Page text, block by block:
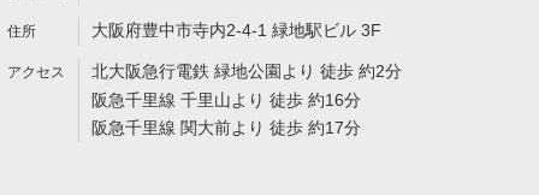
大阪府豊中市寺内2-4-1 緑地駅ビル 3F
北大阪急行電鉄 緑地公園より 徒歩 約2分
阪急千里線 千里山より 徒歩 約16分
阪急千里線 関大前より 徒歩 約17分